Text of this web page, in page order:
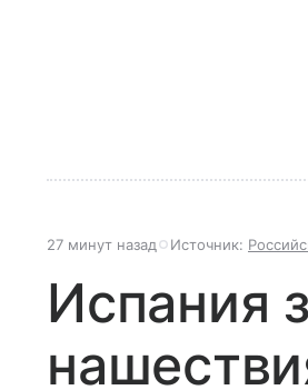
27 минут назад Источник:
Испания